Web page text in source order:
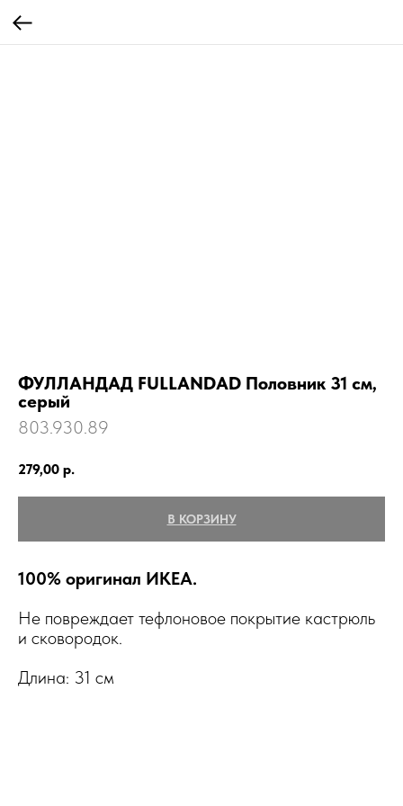
ФУЛЛАНДАД FULLANDAD Половник 31 см,
серый
803.930.89
279,00 р.
В КОРЗИНУ
100% оригинал ИКЕА.
Не повреждает тефлоновое покрытие кастрюль
и сковородок.
Длина: 31 см